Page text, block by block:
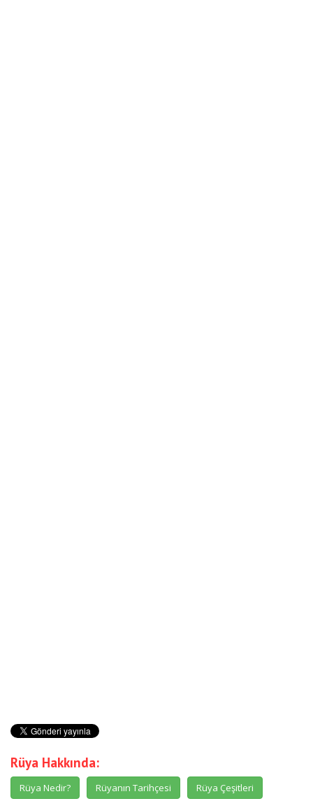
Rüya Hakkında:
Rüya Nedir? Rüyanın Tarihçesi Rüya Çeşitleri